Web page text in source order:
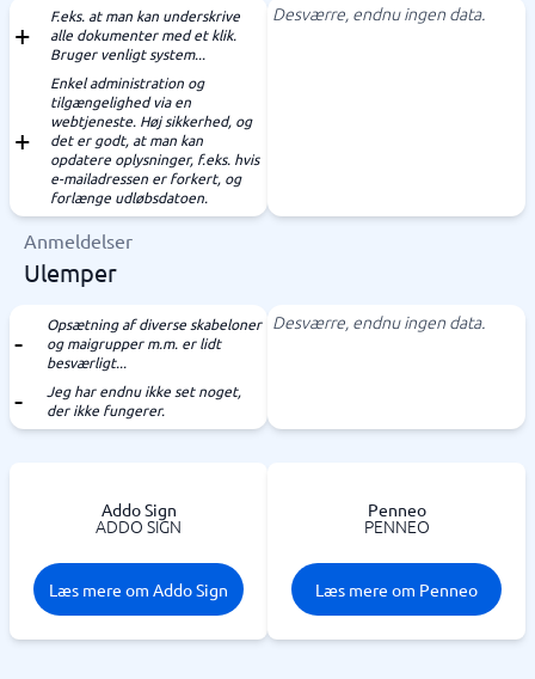
F.eks. at man kan underskrive
alle dokumenter med et klik.
Bruger venligt system...
Enkel administration og
tilgængelighed via en
webtjeneste. Høj sikkerhed, og
det er godt, at man kan
opdatere oplysninger, f.eks. hvis
e-mailadressen er forkert, og
forlænge udløbsdatoen.
Desværre, endnu ingen data.
Anmeldelser
Ulemper
Opsætning af diverse skabeloner
og maigrupper m.m. er lidt
besværligt...
Jeg har endnu ikke set noget,
der ikke fungerer.
Desværre, endnu ingen data.
Addo Sign
ADDO SIGN
Læs mere om Addo Sign
Penneo
PENNEO
Læs mere om Penneo